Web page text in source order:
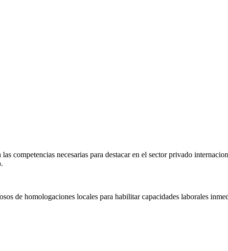
competencias necesarias para destacar en el sector privado
.
de homologaciones locales para habilitar capacidades laborales